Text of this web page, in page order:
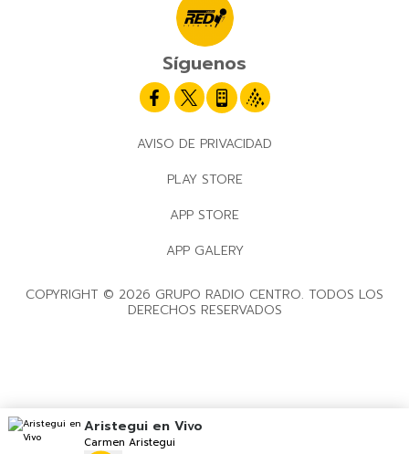
Síguenos
AVISO DE PRIVACIDAD
PLAY STORE
APP STORE
APP GALERY
COPYRIGHT © 2026 GRUPO RADIO CENTRO. TODOS LOS
DERECHOS RESERVADOS
Aristegui en Vivo
Carmen Aristegui